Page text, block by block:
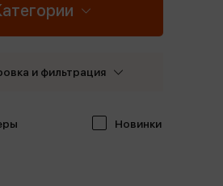
Новинки
и фильтрация